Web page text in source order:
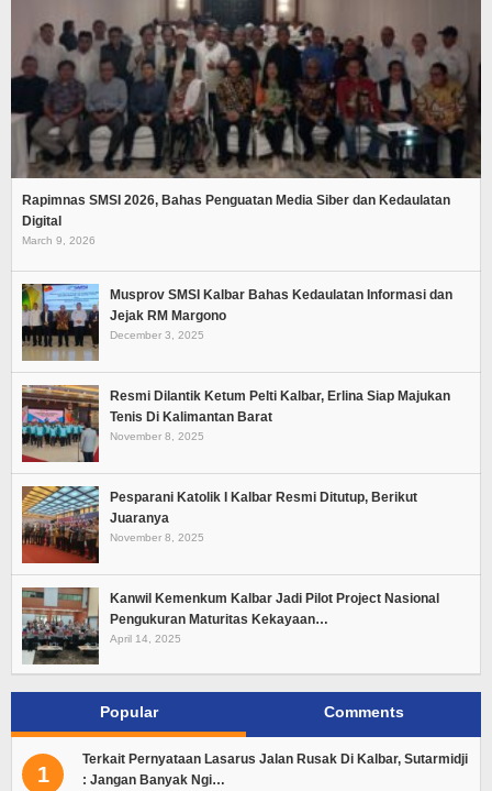
Rapimnas SMSI 2026, Bahas Penguatan Media Siber dan Kedaulatan
Digital
March 9, 2026
Musprov SMSI Kalbar Bahas Kedaulatan Informasi dan
Jejak RM Margono
December 3, 2025
Resmi Dilantik Ketum Pelti Kalbar, Erlina Siap Majukan
Tenis Di Kalimantan Barat
November 8, 2025
Pesparani Katolik I Kalbar Resmi Ditutup, Berikut
Juaranya
November 8, 2025
Kanwil Kemenkum Kalbar Jadi Pilot Project Nasional
Pengukuran Maturitas Kekayaan…
April 14, 2025
Popular Comments
1
Terkait Pernyataan Lasarus Jalan Rusak Di Kalbar, Sutarmidji
: Jangan Banyak Ngi…